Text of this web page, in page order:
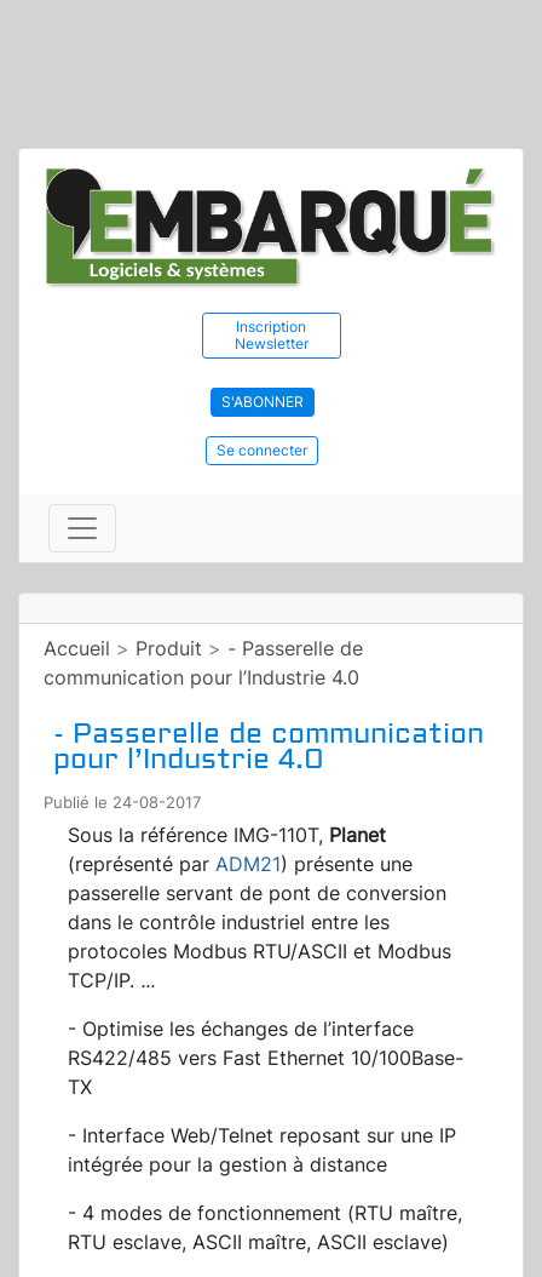
Inscription
Newsletter
S'ABONNER
Se connecter
Accueil > Produit > - Passerelle de
communication pour l’Industrie 4.0
- Passerelle de communication
pour l’Industrie 4.0
Publié le 24-08-2017
Sous la référence IMG-110T, Planet
(représenté par ADM21) présente une
passerelle servant de pont de conversion
dans le contrôle industriel entre les
protocoles Modbus RTU/ASCII et Modbus
TCP/IP. ...
- Optimise les échanges de l’interface
RS422/485 vers Fast Ethernet 10/100Base-
TX
- Interface Web/Telnet reposant sur une IP
intégrée pour la gestion à distance
- 4 modes de fonctionnement (RTU maître,
RTU esclave, ASCII maître, ASCII esclave)